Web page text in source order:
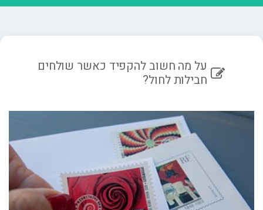
על מה חשוב להקפיד כאשר שולחים
חבילות לחול?